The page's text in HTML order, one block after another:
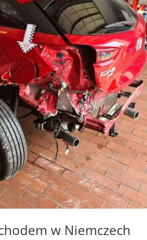
w Niemczech